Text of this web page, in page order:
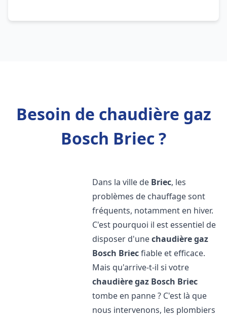
Besoin de chaudière gaz
Bosch Briec ?
Dans la ville de Briec, les
problèmes de chauffage sont
fréquents, notamment en hiver.
C'est pourquoi il est essentiel de
disposer d'unechaudière gaz
Bosch Briecfiable et efficace.
Mais qu'arrive-t-il si votre
chaudière gaz Bosch Briec
tombe en panne ? C'est là que
nous intervenons, les plombiers